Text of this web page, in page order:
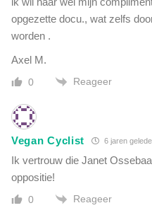
opgezette docu., wat zelfs
worden .
Axel M.
0 Reageer
Vegan Cyclist 6 jaren
Ik vertrouw die Janet
oppositie!
0 Reageer